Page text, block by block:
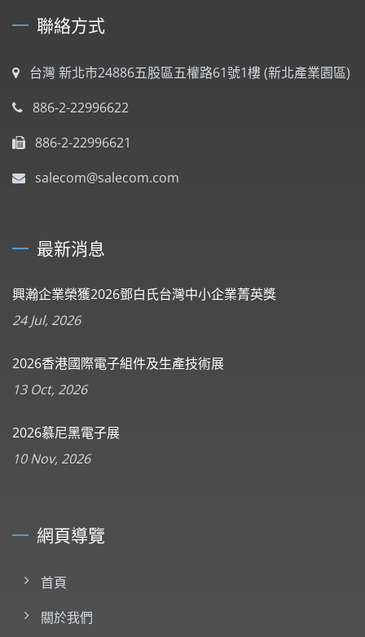
聯絡方式
台灣 新北市24886五股區五權路61號1樓 (新北產業園區)
886-2-22996622
886-2-22996621
salecom@salecom.com
最新消息
興瀚企業榮獲2026鄧白氏台灣中小企業菁英獎
24 Jul, 2026
2026香港國際電子組件及生產技術展
13 Oct, 2026
2026慕尼黑電子展
10 Nov, 2026
網頁導覽
首頁
關於我們